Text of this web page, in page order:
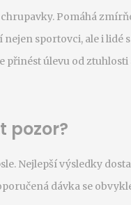
Pomáhá
sportovci, ale i lidé
úlevu od
pozor?
Nejlepší výsledky
dávka se